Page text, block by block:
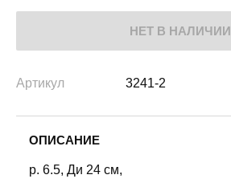
НЕТ В НАЛИЧИИ
Артикул 3241-2
ОПИСАНИЕ
р. 6.5, Ди 24 см,